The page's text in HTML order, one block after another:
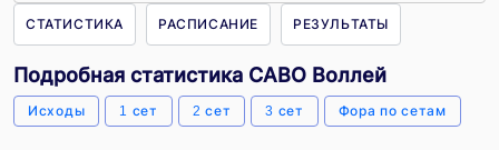
СТАТИСТИКА РАСПИСАНИЕ РЕЗУЛЬТАТЫ
Подробная статистика САВО Воллей
Исходы 1 сет 2 сет 3 сет Фора по сетам